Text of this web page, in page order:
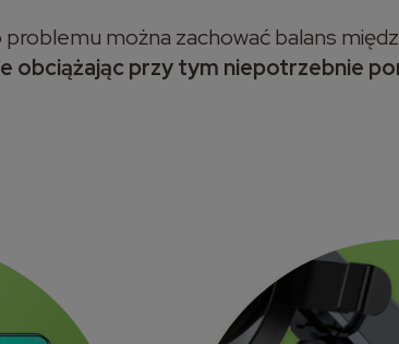
można zachować balans
obciążając przy tym niepotrzebnie